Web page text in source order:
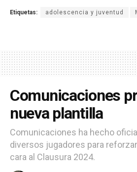
Etiquetas: adolescencia y juventud
Comunicaciones
nueva plantilla
Comunicaciones ha hecho
diversos jugadores para
cara al Clausura 2024.